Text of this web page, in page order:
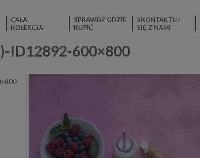
CAŁA
KOLEKCJA
SPRAWDŹ GDZIE
KUPIĆ
SKONTAKTUJ
SIĘ Z NAMI
ID12892-600×800